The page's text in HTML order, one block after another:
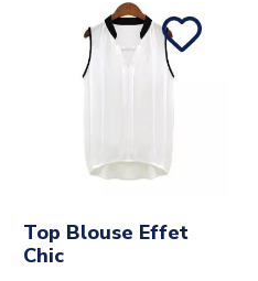
Top Blouse Effet
Chic